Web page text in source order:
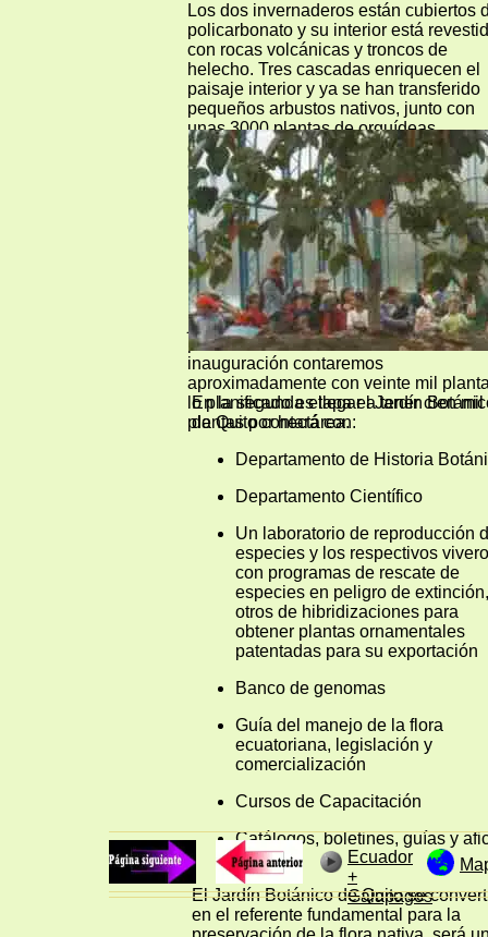
Los dos invernaderos están cubiertos
policarbonato y su interior está
con rocas volcánicas y troncos de
helecho. Tres cascadas enriquecen el
paisaje interior y ya se han transferido
pequeños arbustos nativos, junto con
unas 3000 plantas de orquídeas
cultivadas por la Asociación de
Orquideología de Quito y otras
de ciertos sectores por los que pasa el
OCP. El riego consiste de un sistema
computarizado de aspersión y
nebulización con controles
Para este verano la Fundación tiene
meta inaugurar la primera fase del
Botánico. Hemos de considerar que un
jardín botánico es una obra en
permanente construcción. A la fecha
inauguración contaremos
aproximadamente con veinte mil
lo planificado es llegar a tener cien mil
plantas por hectárea.
En la segunda etapa el Jardín
de Quito contará con:
Departamento de Historia
Departamento Científico
Un laboratorio de reproducción
especies y los respectivos
con programas de rescate de
especies en peligro de
otros de hibridizaciones para
obtener plantas ornamentales
patentadas para su exportación
Banco de genomas
Guía del manejo de la flora
ecuatoriana, legislación y
comercialización
Cursos de Capacitación
Catálogos, boletines, guías y
El Jardín Botánico de Quito se
en el referente fundamental para la
Ecuador
+
Galapagos